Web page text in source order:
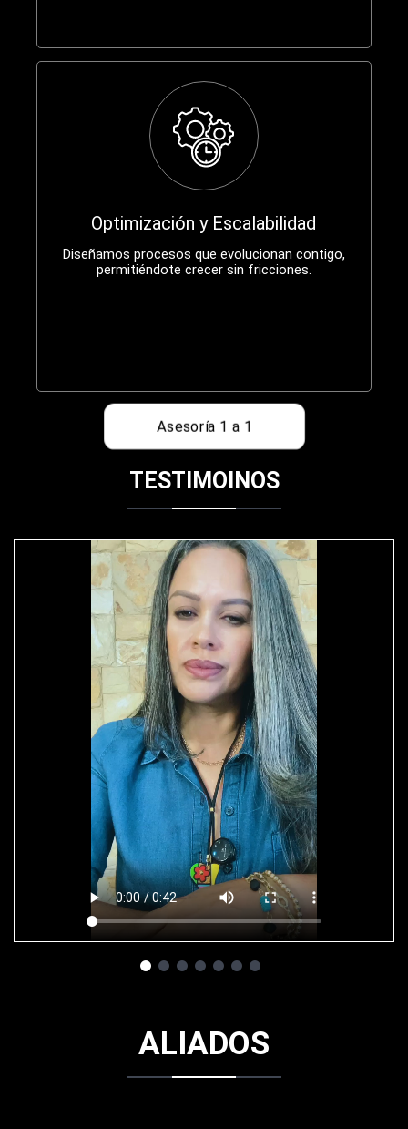
Optimización y Escalabilidad
Diseñamos procesos que evolucionan contigo,
permitiéndote crecer sin fricciones.
Asesoría 1 a 1
TESTIMOINOS
ALIADOS